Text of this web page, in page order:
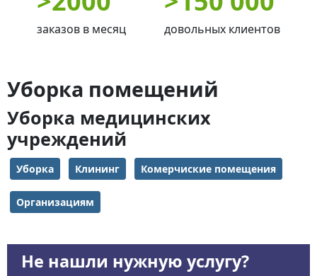
заказов в месяц довольных клиентов
Уборка помещений
Уборка медицинских
учреждений
Уборка Клининг Комерчиские помещения
Организациям
Не нашли нужную услугу?